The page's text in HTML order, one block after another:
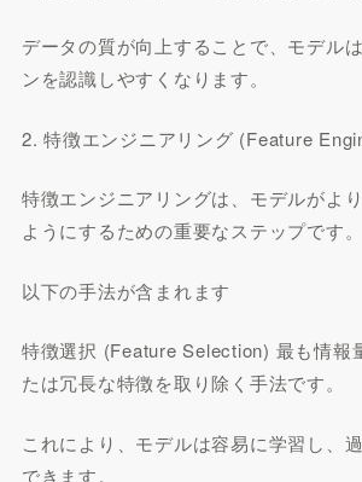
データの質が向上することで、モデル
ンを認識しやすくなります。
2. 特徴エンジニアリング (Feature
特徴エンジニアリングは、モデルがよ
ようにするための重要なステップです。
以下の手法が含まれます
特徴選択 (Feature Selection) 最も情報
たは冗長な特徴を取り除く手法です。
これにより、モデルは容易に学習し、
できます。